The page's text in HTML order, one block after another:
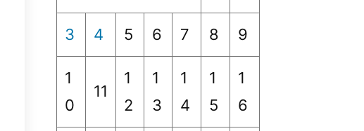
3 4 5 6 7 8 9
1
0
11
1
2
1
3
1
4
1
5
1
6